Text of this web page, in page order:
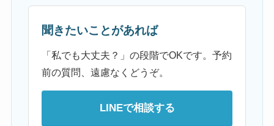
聞きたいことがあれば
「私でも大丈夫？」の段階でOKです。予約
前の質問、遠慮なくどうぞ。
LINEで相談する